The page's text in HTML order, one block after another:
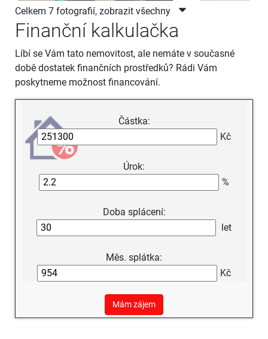
Celkem 7 fotografií, zobrazit všechny
Finanční kalkulačka
Líbí se Vám tato nemovitost, ale nemáte v současné
době dostatek finančních prostředků? Rádi Vám
poskytneme možnost financování.
Částka:
Kč
Úrok:
%
Doba splácení:
let
Měs. splátka:
Kč
Mám zájem